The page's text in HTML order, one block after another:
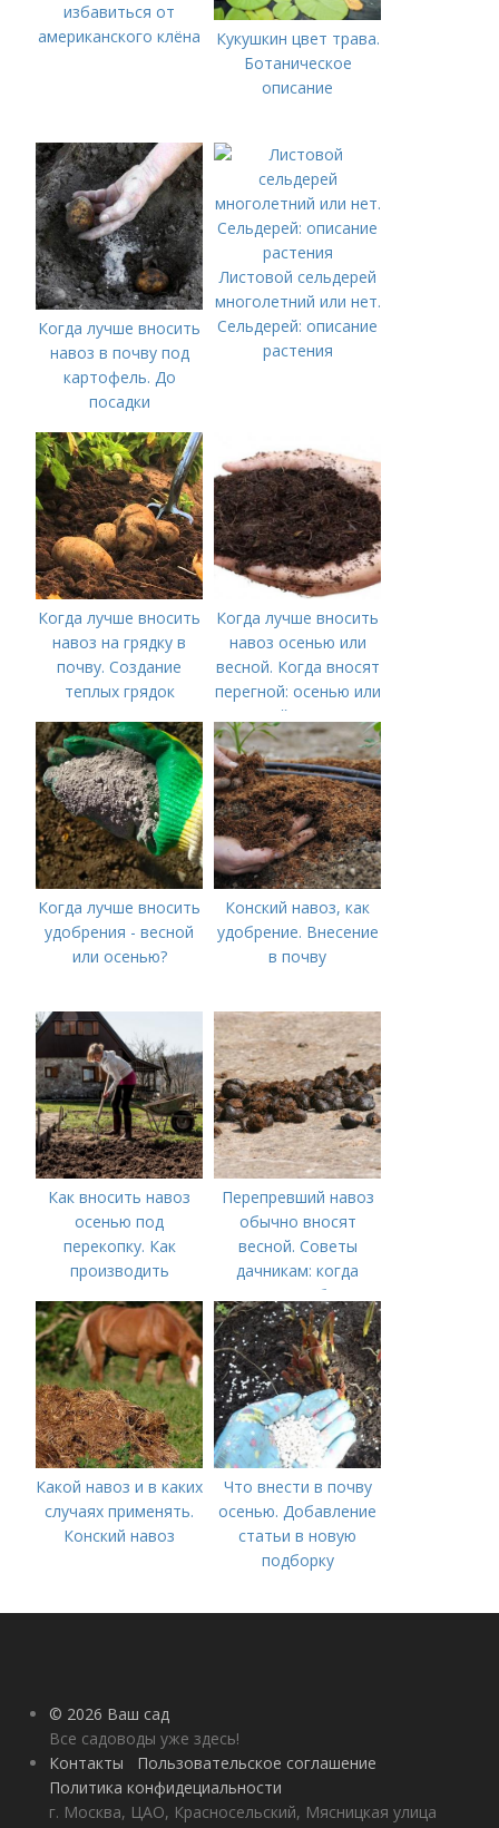
избавиться от
американского клёна
Кукушкин цвет трава.
Ботаническое
описание
Когда лучше вносить
навоз в почву под
картофель. До
посадки
Листовой сельдерей
многолетний или нет.
Сельдерей: описание
растения
Когда лучше вносить
навоз на грядку в
почву. Создание
теплых грядок
Когда лучше вносить
навоз осенью или
весной. Когда вносят
перегной: осенью или
весной, правила
внесения удобрений
Когда лучше вносить
удобрения - весной
или осенью?
Конский навоз, как
удобрение. Внесение
в почву
Как вносить навоз
осенью под
перекопку. Как
производить
Перепревший навоз
обычно вносят
весной. Советы
дачникам: когда
вносить удобрение
— весной или осенью
(СОВЕТЫ ОПЫТНЫХ)
Какой навоз и в каких
случаях применять.
Конский навоз
Что внести в почву
осенью. Добавление
статьи в новую
подборку
© 2026 Ваш сад
Все садоводы уже здесь!
Контакты
Пользовательское соглашение
Политика конфидециальности
г. Москва, ЦАО, Красносельский, Мясницкая улица